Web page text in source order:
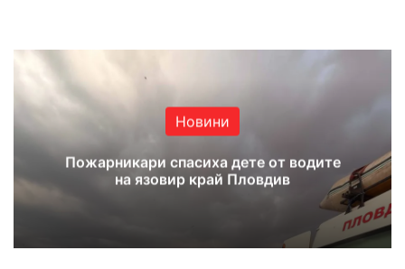
Новини
Пожарникари спасиха дете от водите
на язовир край Пловдив